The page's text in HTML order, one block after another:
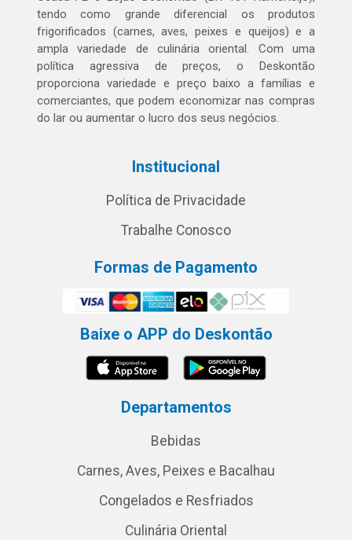
tendo como grande diferencial os produtos
frigorificados (carnes, aves, peixes e queijos) e a
ampla variedade de culinária oriental. Com uma
política agressiva de preços, o Deskontão
proporciona variedade e preço baixo a famílias e
comerciantes, que podem economizar nas compras
do lar ou aumentar o lucro dos seus negócios.
Institucional
Política de Privacidade
Trabalhe Conosco
Formas de Pagamento
Baixe o APP do Deskontão
Departamentos
Bebidas
Carnes, Aves, Peixes e Bacalhau
Congelados e Resfriados
Culinária Oriental